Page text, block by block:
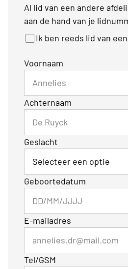
Al lid van een andere
aan de hand van je
Ik ben reeds lid van
Voornaam
Achternaam
Geslacht
Geboortedatum
E-mailadres
Tel/GSM